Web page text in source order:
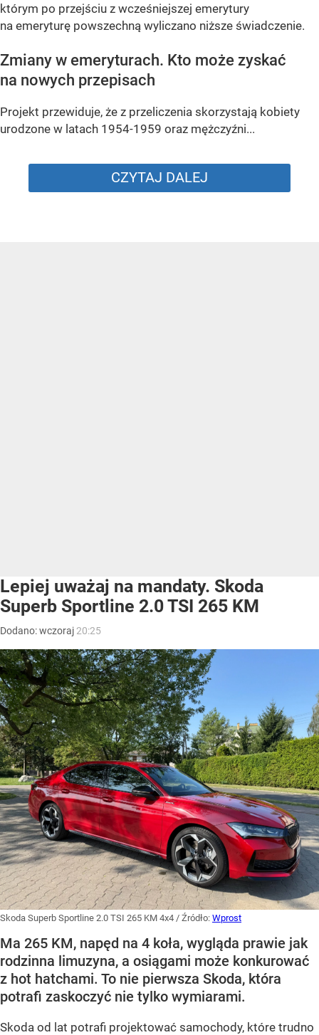
którym po przejściu z wcześniejszej emerytury
na emeryturę powszechną wyliczano niższe świadczenie.
Zmiany w emeryturach. Kto może zyskać
na nowych przepisach
Projekt przewiduje, że z przeliczenia skorzystają kobiety
urodzone w latach 1954-1959 oraz mężczyźni...
CZYTAJ DALEJ
Lepiej uważaj na mandaty. Skoda
Superb Sportline 2.0 TSI 265 KM
Dodano:wczoraj 20:25
Skoda Superb Sportline 2.0 TSI 265 KM 4x4 / Źródło: Wprost
Ma 265 KM, napęd na 4 koła, wygląda prawie jak
rodzinna limuzyna, a osiągami może konkurować
z hot hatchami. To nie pierwsza Skoda, która
potrafi zaskoczyć nie tylko wymiarami.
Skoda od lat potrafi projektować samochody, które trudno